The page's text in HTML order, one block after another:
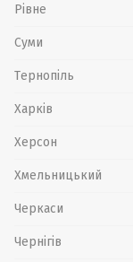
Рівне
Суми
Тернопіль
Харків
Херсон
Хмельницький
Черкаси
Чернігів